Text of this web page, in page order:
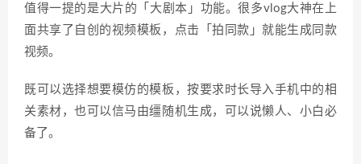
值得一提的是大片的「大剧本」功能。很多vlog大神在上
面共享了自创的视频模板，点击「拍同款」就能生成同款
视频。
既可以选择想要模仿的模板，按要求时长导入手机中的相
关素材，也可以信马由缰随机生成，可以说懒人、小白必
备了。